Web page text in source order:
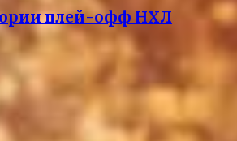
плей-офф НХЛ